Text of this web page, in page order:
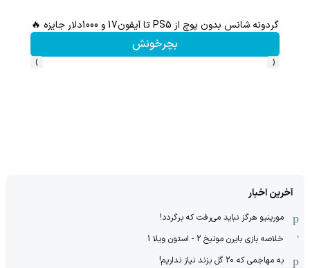
گردونه شانس بدون پوچ از PS5 تا آیفون17 و 1000دلار جایزه 🔥
بچرخونش
‹
›
آخرین اخبار
مورینیو هرگز نباید می‌رفت که برگردد!
خلاصه بازی بایرن مونیخ 2 - استون ویلا 1
به مهاجمی که 20 گل بزند نیاز نداریم!